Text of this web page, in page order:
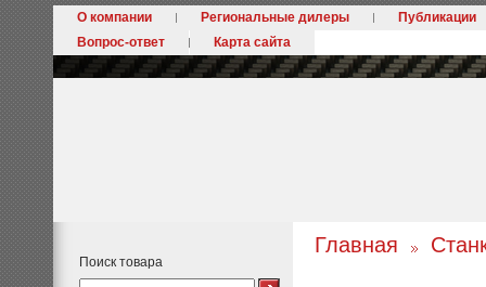
О компании Региональные дилеры
Публикации
Вопрос-ответ
Карта сайта
Поиск товара
Главная